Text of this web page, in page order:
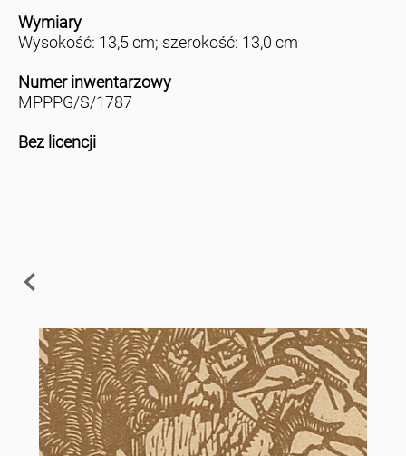
Wymiary
Wysokość: 13,5 cm; szerokość: 13,0 cm
Numer inwentarzowy
MPPPG/S/1787
Bez licencji